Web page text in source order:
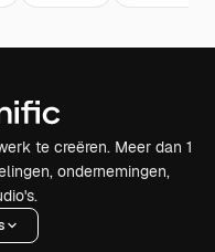
te creëren. Meer dan 1
ondernemingen,